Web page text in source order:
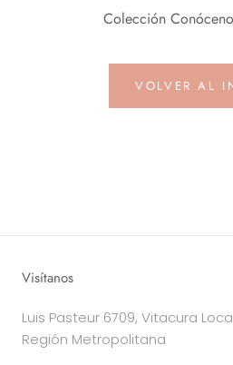
Colección
VOLVER AL
Visítanos
Luis Pasteur 6709, Vitacura
Región Metropolitana